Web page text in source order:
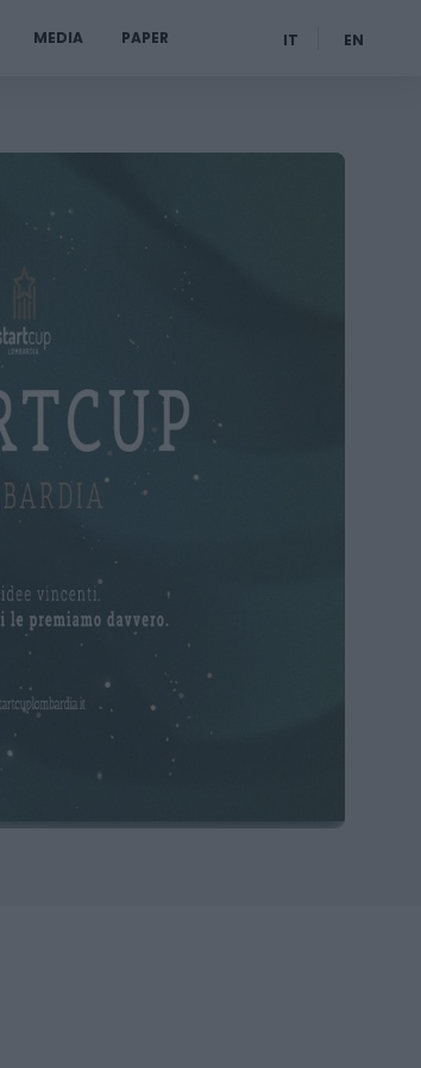
IT EN
MEDIA PAPER